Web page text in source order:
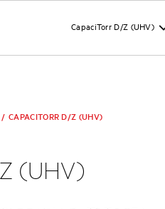
CapaciTorr D/Z (UHV)
/ CAPACITORR D/Z (UHV)
(UHV)